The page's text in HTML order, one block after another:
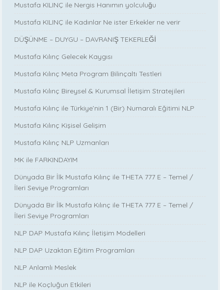
Mustafa KILINÇ ile Nergis Hanımın yolculuğu
Mustafa KILINÇ ile Kadınlar Ne ister Erkekler ne verir
DÜŞÜNME – DUYGU – DAVRANIŞ TEKERLEĞİ
Mustafa Kılınç Gelecek Kaygısı
Mustafa Kılınç Meta Program Bilinçaltı Testleri
Mustafa Kılınç Bireysel & Kurumsal İletişim Stratejileri
Mustafa Kılınç ile Türkiye’nin 1 (Bir) Numaralı Eğitimi NLP
Mustafa Kılınç Kişisel Gelişim
Mustafa Kılınç NLP Uzmanları
MK ile FARKINDAYIM
Dünyada Bir İlk Mustafa Kılınç ile THETA 777 E – Temel /
İleri Seviye Programları
Dünyada Bir İlk Mustafa Kılınç ile THETA 777 E – Temel /
İleri Seviye Programları
NLP DAP Mustafa Kılınç İletişim Modelleri
NLP DAP Uzaktan Eğitim Programları
NLP Anlamlı Meslek
NLP ile Koçluğun Etkileri